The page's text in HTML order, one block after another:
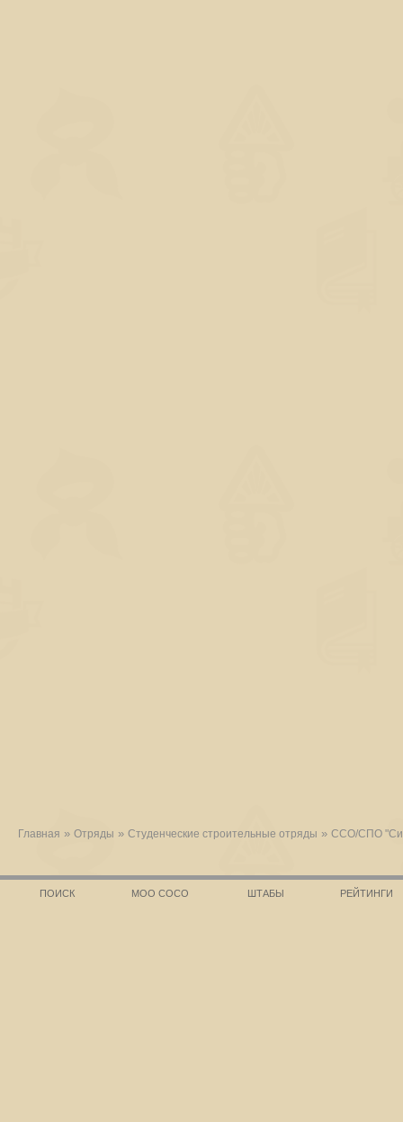
Главная » Отряды » Студенческие строительные отряды » ССО/СПО
ПОИСК МОО СОСО ШТАБЫ РЕЙТИНГИ